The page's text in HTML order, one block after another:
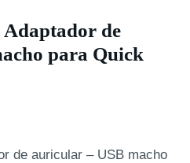
de
para Quick
de auricular – USB macho